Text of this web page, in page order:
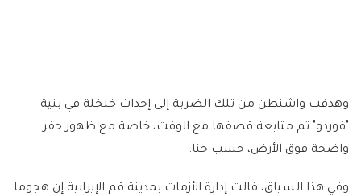
وهدفت واشنطن من تلك الضربة إلى إحداث خلخلة في بنية
"فوردو" ثم متابعة قصفها مع الوقت، خاصة مع ظهور حفر
واضحة فوق الأرض، حسب حنا.
وفي هذا السياق، قالت إدارة الأزمات بمدينة قم الإيرانية إن هجوما